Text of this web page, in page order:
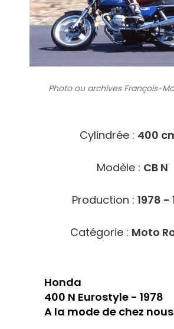
Photo ou archivesFrançois-
Cylindrée : 400
Modèle : CB N
Production : 1978 -
Catégorie : Moto
Honda
400 N Eurostyle - 1978
A la mode de chez nous